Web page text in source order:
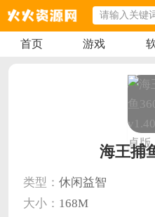
首页 游戏
海王捕
类型： 休闲益智
大小： 168M